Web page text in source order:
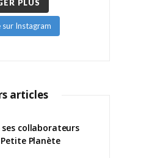
PLUS
sur Instagram
articles
collaborateurs
Planète